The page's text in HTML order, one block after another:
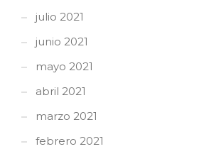
julio 2021
junio 2021
mayo 2021
abril 2021
marzo 2021
febrero 2021